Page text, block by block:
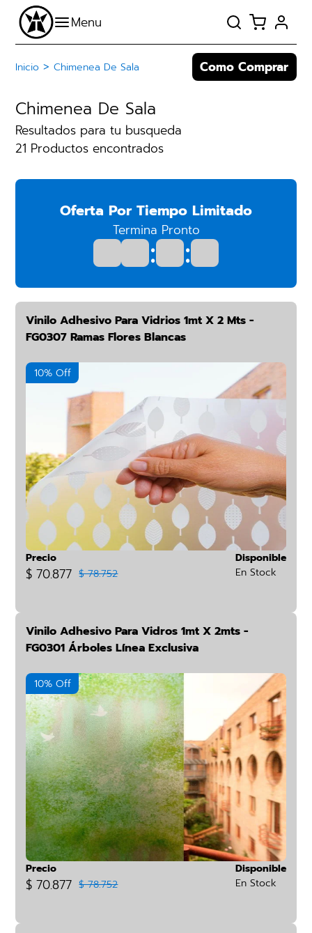
Inicio >Chimenea De Sala Como Comprar
Chimenea De Sala
Resultados para tu busqueda
21 Productos encontrados
Oferta Por Tiempo Limitado
Termina Pronto
: :
Vinilo Adhesivo Para Vidrios 1mt X 2 Mts -
FG0307 Ramas Flores Blancas
10% Off
Precio
$ 70.877 $ 78.752
Disponible
En Stock
Vinilo Adhesivo Para Vidros 1mt X 2mts -
FG0301 Árboles Línea Exclusiva
10% Off
Precio
$ 70.877 $ 78.752
Disponible
En Stock